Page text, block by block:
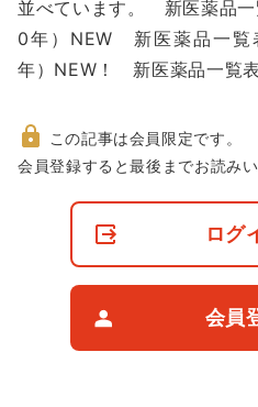
移
動
並べています。 新医薬品
0年）NEW 新医薬品一覧
年）NEW！ 新医薬品一覧
非
この記事は会員限定です。
会員登録すると最後までお読みい
ログ
会員